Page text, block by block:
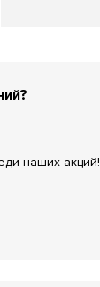
наших акций!